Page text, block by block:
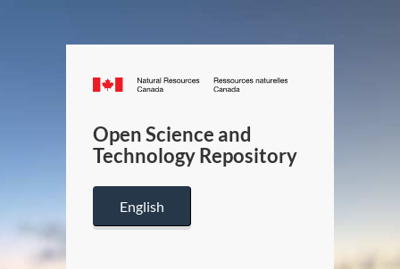
Canada.ca
/
Canada
Open Science and
Technology Repository
English